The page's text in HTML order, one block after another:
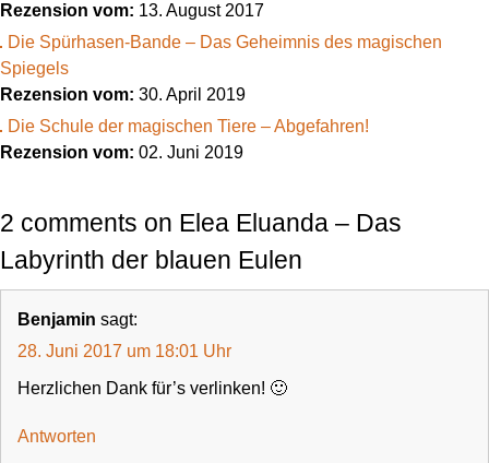
Rezension vom: 13. August 2017
Die Spürhasen-Bande – Das Geheimnis des magischen
Spiegels
Rezension vom: 30. April 2019
Die Schule der magischen Tiere – Abgefahren!
Rezension vom: 02. Juni 2019
2 comments on Elea Eluanda – Das
Labyrinth der blauen Eulen
Benjamin sagt:
28. Juni 2017 um 18:01 Uhr
Herzlichen Dank für’s verlinken! 🙂
Antworten